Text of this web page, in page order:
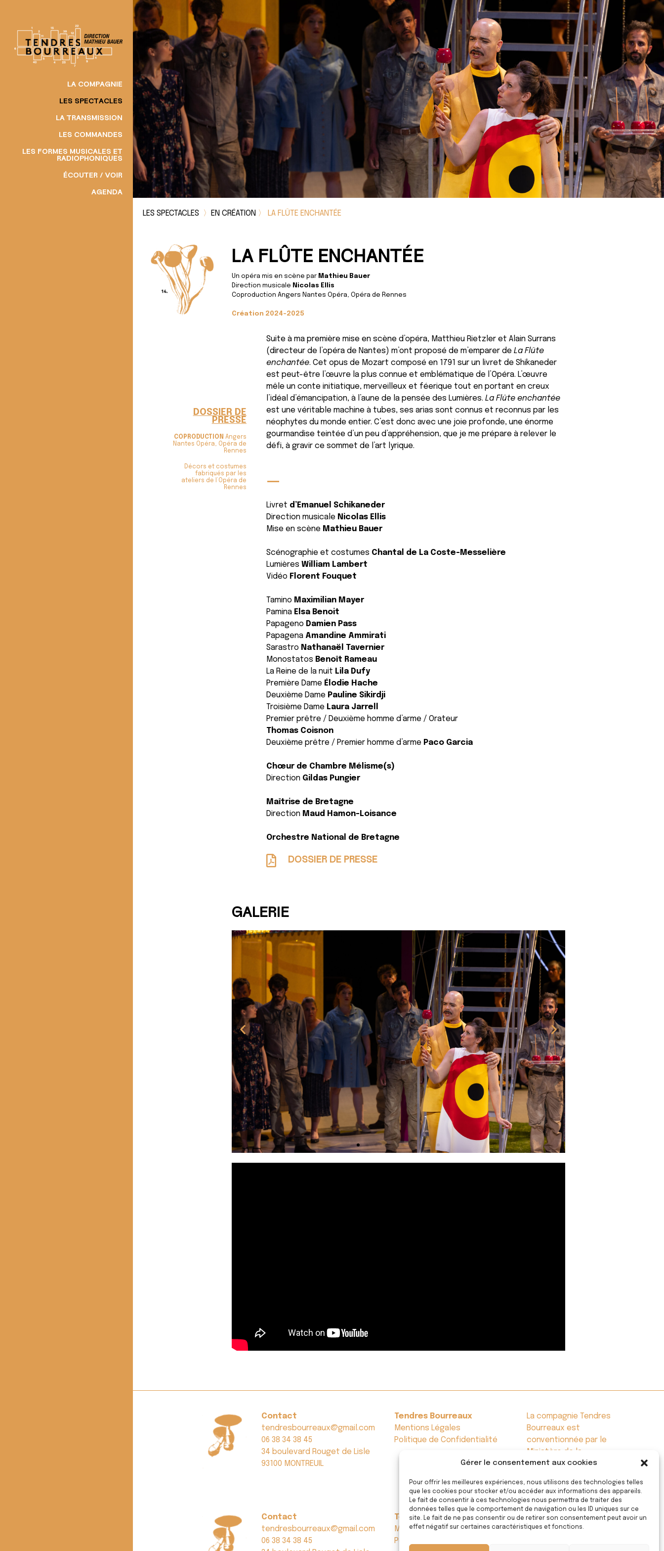
Gérer le consentement aux cookies
Pour offrir les meilleures expériences, nous utilisons des technologies telles
que les cookies pour stocker et/ou accéder aux informations des appareils.
Le fait de consentir à ces technologies nous permettra de traiter des
données telles que le comportement de navigation ou les ID uniques sur ce
site. Le fait de ne pas consentir ou de retirer son consentement peut avoir un
effet négatif sur certaines caractéristiques et fonctions.
LA COMPAGNIE
LES SPECTACLES
LA TRANSMISSION
LES COMMANDES
LES FORMES MUSICALES ET
RADIOPHONIQUES
ÉCOUTER / VOIR
AGENDA
LES SPECTACLES 〉 EN CRÉATION 〉 LA FLÛTE ENCHANTÉE
LA FLÛTE ENCHANTÉE
Un opéra mis en scène par Mathieu Bauer
Direction musicale Nicolas Ellis
Coproduction Angers Nantes Opéra, Opéra de Rennes
Création 2024-2025
DOSSIER DE
PRESSE
COPRODUCTION Angers
Nantes Opéra, Opéra de
Rennes
Décors et costumes
fabriqués par les
ateliers de l’Opéra de
Rennes
Suite à ma première mise en scène d’opéra, Matthieu Rietzler et Alain Surrans
(directeur de l’opéra de Nantes) m’ont proposé de m’emparer de La Flûte
enchantée. Cet opus de Mozart composé en 1791 sur un livret de Shikaneder
est peut-être l’œuvre la plus connue et emblématique de l’Opéra. L’œuvre
mêle un conte initiatique, merveilleux et féerique tout en portant en creux
l’idéal d’émancipation, à l’aune de la pensée des Lumières. La Flûte enchantée
est une véritable machine à tubes, ses arias sont connus et reconnus par les
néophytes du monde entier. C’est donc avec une joie profonde, une énorme
gourmandise teintée d’un peu d’appréhension, que je me prépare à relever le
défi, à gravir ce sommet de l’art lyrique.
—
Livret d’Emanuel Schikaneder
Direction musicale Nicolas Ellis
Mise en scène Mathieu Bauer
Scénographie et costumes Chantal de La Coste-Messelière
Lumières William Lambert
Vidéo Florent Fouquet
Tamino Maximilian Mayer
Pamina Elsa Benoit
Papageno Damien Pass
Papagena Amandine Ammirati
Sarastro Nathanaël Tavernier
Monostatos Benoît Rameau
La Reine de la nuit Lila Dufy
Première Dame Élodie Hache
Deuxième Dame Pauline Sikirdji
Troisième Dame Laura Jarrell
Premier prêtre / Deuxième homme d’arme / Orateur
Thomas Coisnon
Deuxième prêtre / Premier homme d’arme Paco Garcia
Chœur de Chambre Mélisme(s)
Direction Gildas Pungier
Maîtrise de Bretagne
Direction Maud Hamon-Loisance
Orchestre National de Bretagne
DOSSIER DE PRESSE
GALERIE
Contact
tendresbourreaux@gmail.com
06 38 34 38 45
34 boulevard Rouget de Lisle
93100 MONTREUIL
Tendres Bourreaux
Mentions Légales
Politique de Confidentialité
La compagnie Tendres
Bourreaux est
conventionnée par le
Ministère de la
Culture – DRAC Île-de-
Contact
tendresbourreaux@gmail.com
06 38 34 38 45
Tendres Bourreaux
Mentions Légales
Politique de Confidentialité
La compagnie Tendres
Bourreaux est